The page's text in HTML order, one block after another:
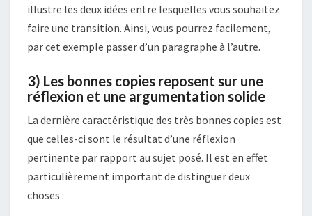
illustre les deux idées entre lesquelles vous souhaitez
faire une transition. Ainsi, vous pourrez facilement,
par cet exemple passer d’un paragraphe à l’autre.
3) Les bonnes copies reposent sur une
réflexion et une argumentation solide
La dernière caractéristique des très bonnes copies est
que celles-ci sont le résultat d’une réflexion
pertinente par rapport au sujet posé. Il est en effet
particulièrement important de distinguer deux
choses :